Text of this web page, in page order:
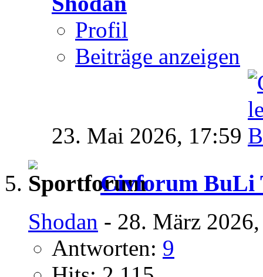
Profil
Beiträge anzeigen
23. Mai 2026, 17:59
Civforum BuLi
Shodan - 28. März
Antworten: 9